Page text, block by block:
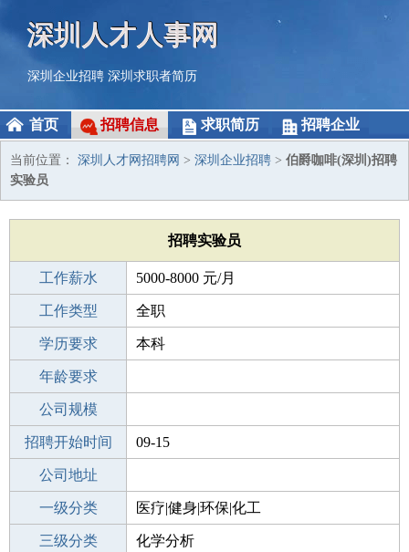
深圳人才人事网
深圳企业招聘 深圳求职者简历
首页 招聘信息 求职简历 招聘企业
当前位置： 深圳人才网招聘网 > 深圳企业招聘 > 伯爵咖啡(深圳)招聘
实验员
招聘实验员
工作薪水 5000-8000 元/月
招聘人数 1人
工作类型 全职
性别要求 -
学历要求 本科
工作经验
年龄要求
工作地点
公司规模
公司电话
招聘开始时间 09-15
招聘结束时间
公司地址
一级分类 医疗|健身|环保|化工
二级分类 化工
三级分类 化学分析